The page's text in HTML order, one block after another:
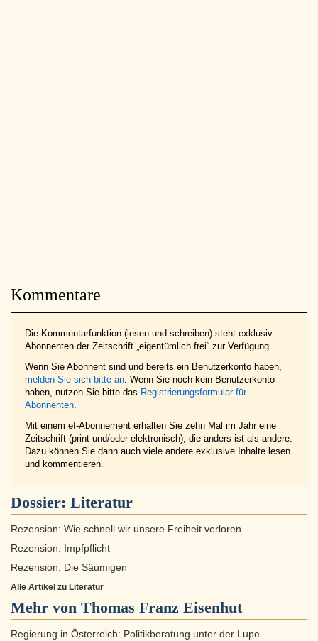
Kommentare
Die Kommentarfunktion (lesen und schreiben) steht exklusiv
Abonnenten der Zeitschrift „eigentümlich frei“ zur Verfügung.
Wenn Sie Abonnent sind und bereits ein Benutzerkonto haben,
melden Sie sich bitte an. Wenn Sie noch kein Benutzerkonto
haben, nutzen Sie bitte das Registrierungsformular für
Abonnenten.
Mit einem ef-Abonnement erhalten Sie zehn Mal im Jahr eine
Zeitschrift (print und/oder elektronisch), die anders ist als andere.
Dazu können Sie dann auch viele andere exklusive Inhalte lesen
und kommentieren.
Dossier: Literatur
Rezension: Wie schnell wir unsere Freiheit verloren
Rezension: Impfpflicht
Rezension: Die Säumigen
Alle Artikel zu Literatur
Mehr von Thomas Franz Eisenhut
Regierung in Österreich: Politikberatung unter der Lupe